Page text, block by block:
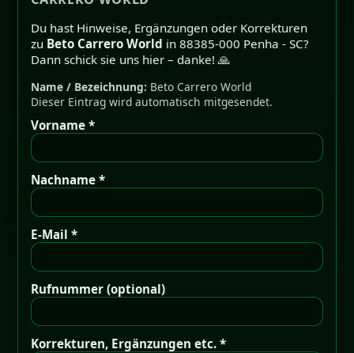
Du hast Hinweise, Ergänzungen oder Korrekturen
zu Beto Carrero World in 88385-000 Penha - SC?
Dann schick sie uns hier – danke! 🙏
Name / Bezeichnung: Beto Carrero World
Dieser Eintrag wird automatisch mitgesendet.
Vorname *
Nachname *
E-Mail *
Rufnummer (optional)
Korrekturen, Ergänzungen etc. *